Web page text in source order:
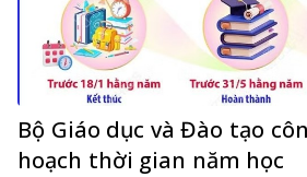
Bộ Giáo dục và Đào tạo
hoạch thời gian năm học